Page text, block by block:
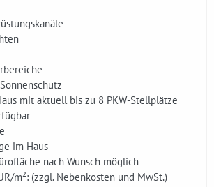
mit aktuell bis zu 8 PKW-Stellplätze
im Haus
nach Wunsch möglich
m²: (zzgl. Nebenkosten und MwSt.)